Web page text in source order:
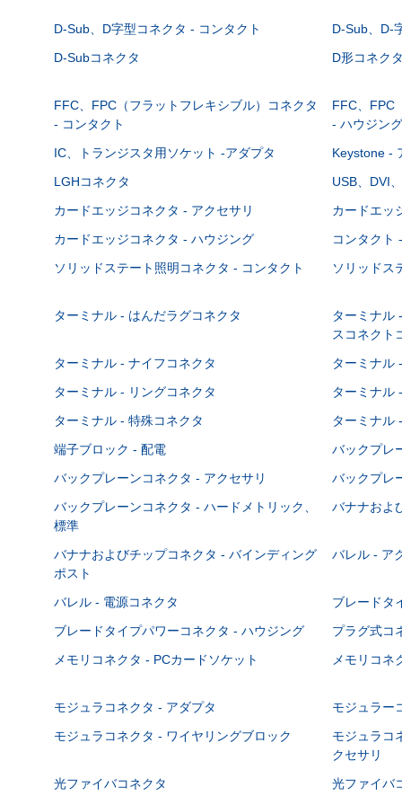
D-Sub、D字型コネクタ - コンタクト
D-Sub、D-
D-Subコネクタ
D形コネク
FFC、FPC（フラットフレキシブル）コネクタ
- コンタクト
FFC、FPC
- ハウジング
IC、トランジスタ用ソケット -アダプタ
Keystone -
LGHコネクタ
USB、DVI
カードエッジコネクタ - アクセサリ
カードエッ
カードエッジコネクタ - ハウジング
コンタクト
ソリッドステート照明コネクタ - コンタクト
ソリッドス
ターミナル - はんだラグコネクタ
ターミナル
スコネクト
ターミナル - ナイフコネクタ
ターミナル
ターミナル - リングコネクタ
ターミナル
ターミナル - 特殊コネクタ
ターミナル
端子ブロック - 配電
バックプレ
バックプレーンコネクタ - アクセサリ
バックプレ
バックプレーンコネクタ - ハードメトリック、
標準
バナナおよ
バナナおよびチップコネクタ - バインディング
ポスト
バレル - ア
バレル - 電源コネクタ
ブレードタ
ブレードタイプパワーコネクタ - ハウジング
プラグ式コ
メモリコネクタ - PCカードソケット
メモリコネ
モジュラコネクタ - アダプタ
モジュラー
モジュラコネクタ - ワイヤリングブロック
モジュラコ
クセサリ
光ファイバコネクタ
光ファイバ